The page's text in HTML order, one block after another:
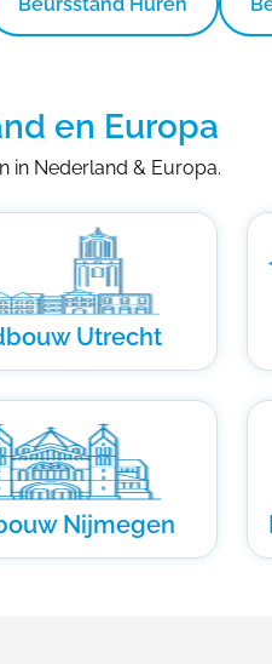
en Europa
in Nederland & Europa.
Utrecht
Nijmegen